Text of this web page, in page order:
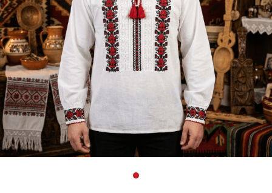
Дамски панталони
Дамски пуловери
Дамски сака
Дамски спортни комплекти
Дамски тениски
Дамски якета
Жилетка
Поли